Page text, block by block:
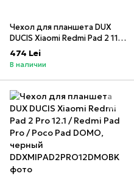
Чехол для планшета DUX
DUCIS Xiaomi Redmi Pad 2 11
DOMO, черный
474 Lei
В наличии